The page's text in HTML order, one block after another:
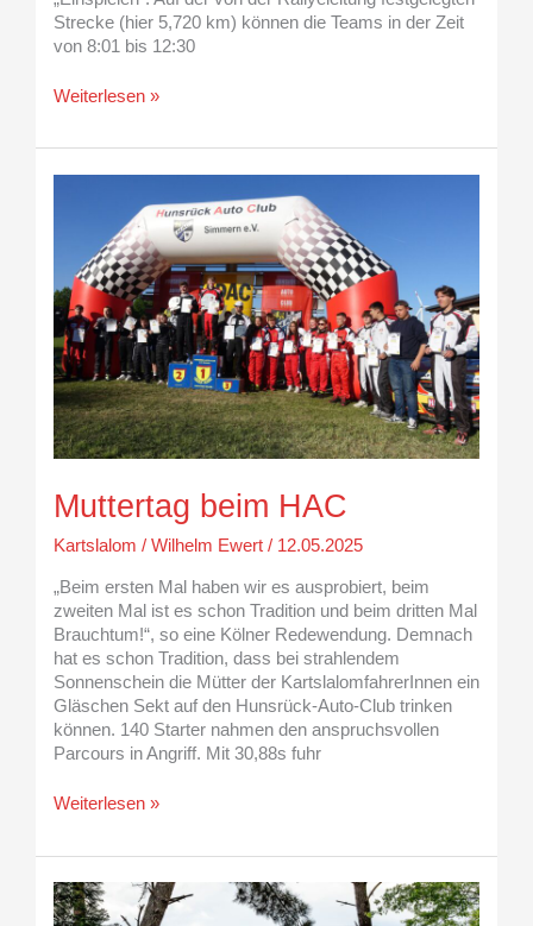
Strecke (hier 5,720 km) können die Teams in der Zeit
von 8:01 bis 12:30
Weiterlesen »
Muttertag beim HAC
Kartslalom / Wilhelm Ewert / 12.05.2025
„Beim ersten Mal haben wir es ausprobiert, beim
zweiten Mal ist es schon Tradition und beim dritten Mal
Brauchtum!“, so eine Kölner Redewendung. Demnach
hat es schon Tradition, dass bei strahlendem
Sonnenschein die Mütter der KartslalomfahrerInnen ein
Gläschen Sekt auf den Hunsrück-Auto-Club trinken
können. 140 Starter nahmen den anspruchsvollen
Parcours in Angriff. Mit 30,88s fuhr
Weiterlesen »
Rali
Terras